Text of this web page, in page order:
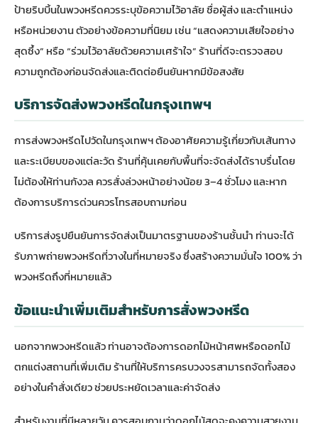
ป้ายริบบิ้นในพวงหรีดควรระบุข้อความไว้อาลัย ชื่อผู้ส่ง และตำแหน่ง
หรือหน่วยงาน ตัวอย่างข้อความที่นิยม เช่น “แสดงความเสียใจอย่าง
สุดซึ้ง” หรือ “ร่วมไว้อาลัยด้วยความเศร้าใจ” ร้านที่ดีจะตรวจสอบ
ความถูกต้องก่อนจัดส่งและติดต่อยืนยันหากมีข้อสงสัย
บริการจัดส่งพวงหรีดในกรุงเทพฯ
การส่งพวงหรีดไปวัดในกรุงเทพฯ ต้องอาศัยความรู้เกี่ยวกับเส้นทาง
และระเบียบของแต่ละวัด ร้านที่คุ้นเคยกับพื้นที่จะจัดส่งได้ราบรื่นโดย
ไม่ต้องให้ท่านกังวล ควรสั่งล่วงหน้าอย่างน้อย 3–4 ชั่วโมง และหาก
ต้องการบริการด่วนควรโทรสอบถามก่อน
บริการส่งรูปยืนยันการจัดส่งเป็นมาตรฐานของร้านชั้นนำ ท่านจะได้
รับภาพถ่ายพวงหรีดที่วางในที่หมายจริง ซึ่งสร้างความมั่นใจ 100% ว่า
พวงหรีดถึงที่หมายแล้ว
ข้อแนะนำเพิ่มเติมสำหรับการสั่งพวงหรีด
นอกจากพวงหรีดแล้ว ท่านอาจต้องการดอกไม้หน้าศพหรือดอกไม้
ตกแต่งสถานที่เพิ่มเติม ร้านที่ให้บริการครบวงจรสามารถจัดทั้งสอง
อย่างในคำสั่งเดียว ช่วยประหยัดเวลาและค่าจัดส่ง